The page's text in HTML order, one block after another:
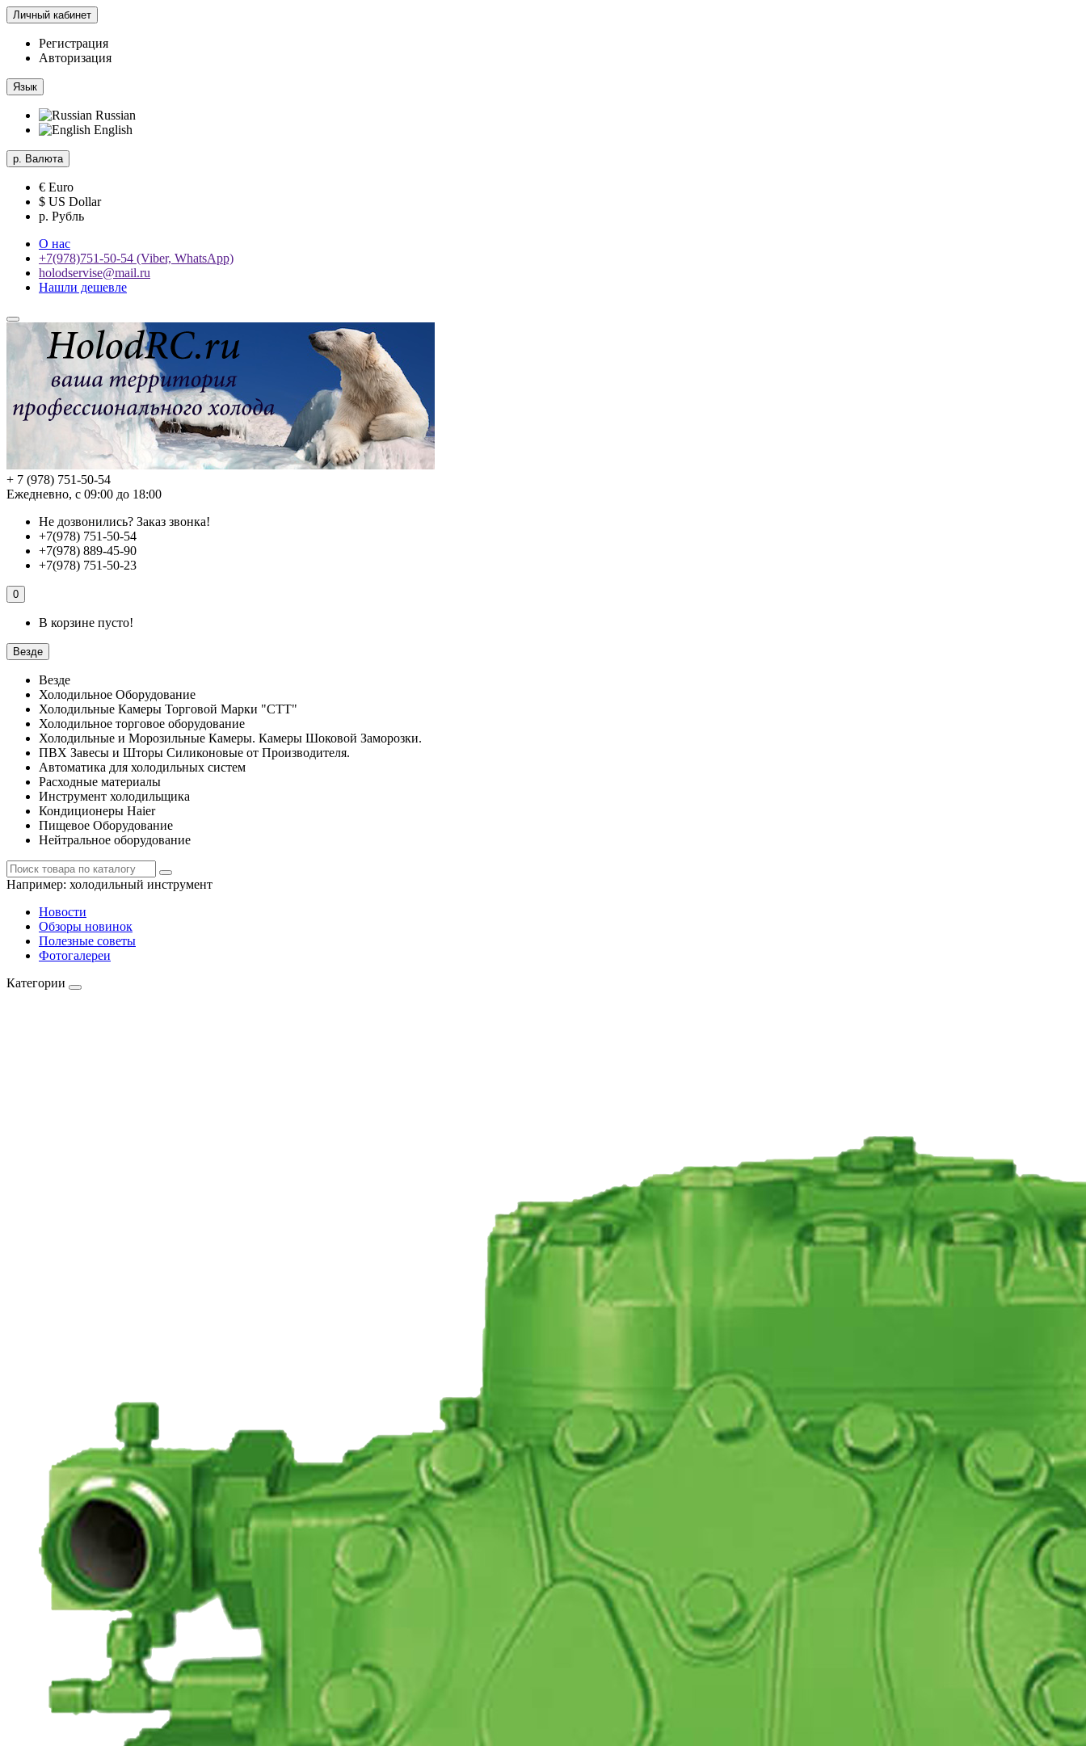
Личный кабинет
Регистрация
Авторизация
Язык
Russian
English
р. Валюта
€ Euro
$ US Dollar
р. Рубль
О нас
+7(978)751-50-54 (Viber, WhatsApp)
holodservise@mail.ru
Нашли дешевле
+ 7 (978) 751-50-54
Ежедневно, с 09:00 до 18:00
Не дозвонились? Заказ звонка!
+7(978) 751-50-54
+7(978) 889-45-90
+7(978) 751-50-23
0
В корзине пусто!
Везде
Везде
Холодильное Оборудование
Холодильные Камеры Торговой Марки "СТТ"
Холодильное торговое оборудование
Холодильные и Морозильные Камеры. Камеры Шоковой Заморозки.
ПВХ Завесы и Шторы Силиконовые от Производителя.
Автоматика для холодильных систем
Расходные материалы
Инструмент холодильщика
Кондиционеры Haier
Пищевое Оборудование
Нейтральное оборудование
Например: холодильный инструмент
Новости
Обзоры новинок
Полезные советы
Фотогалереи
Категории